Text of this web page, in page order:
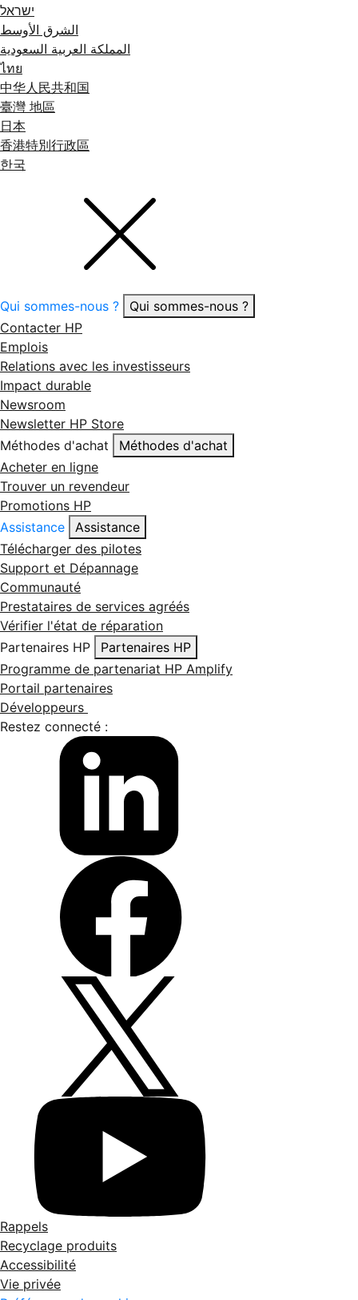
ישראל
الشرق الأوسط
المملكة العربية السعودية
ไทย
中华人民共和国
臺灣 地區
日本
香港特別行政區
한국
Qui sommes-nous ?
Qui sommes-nous ?
Contacter HP
Emplois
Relations avec les investisseurs
Impact durable
Newsroom
Newsletter HP Store
Méthodes d'achat
Méthodes d'achat
Acheter en ligne
Trouver un revendeur
Promotions HP
Assistance
Assistance
Télécharger des pilotes
Support et Dépannage
Communauté
Prestataires de services agréés
Vérifier l'état de réparation
Partenaires HP
Partenaires HP
Programme de partenariat HP Amplify
Portail partenaires
Développeurs
Restez connecté :
Rappels
Recyclage produits
Accessibilité
Vie privée